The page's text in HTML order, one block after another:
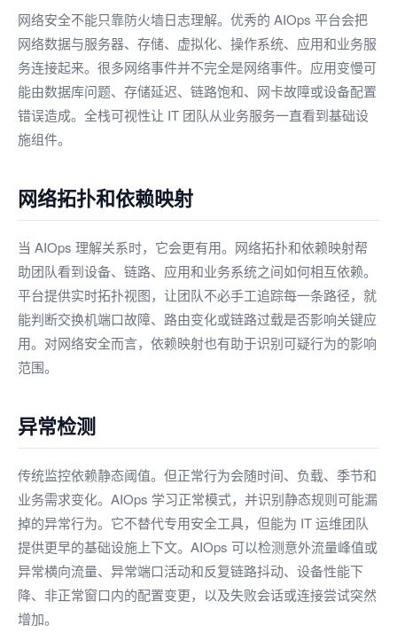
网络安全不能只靠防火墙日志理解。优秀的 AIOps 平台会把
网络数据与服务器、存储、虚拟化、操作系统、应用和业务服
务连接起来。很多网络事件并不完全是网络事件。应用变慢可
能由数据库问题、存储延迟、链路饱和、网卡故障或设备配置
错误造成。全栈可视性让 IT 团队从业务服务一直看到基础设
施组件。
网络拓扑和依赖映射
当 AIOps 理解关系时，它会更有用。网络拓扑和依赖映射帮
助团队看到设备、链路、应用和业务系统之间如何相互依赖。
平台提供实时拓扑视图，让团队不必手工追踪每一条路径，就
能判断交换机端口故障、路由变化或链路过载是否影响关键应
用。对网络安全而言，依赖映射也有助于识别可疑行为的影响
范围。
异常检测
传统监控依赖静态阈值。但正常行为会随时间、负载、季节和
业务需求变化。AIOps 学习正常模式，并识别静态规则可能漏
掉的异常行为。它不替代专用安全工具，但能为 IT 运维团队
提供更早的基础设施上下文。AIOps 可以检测意外流量峰值或
异常横向流量、异常端口活动和反复链路抖动、设备性能下
降、非正常窗口内的配置变更，以及失败会话或连接尝试突然
增加。